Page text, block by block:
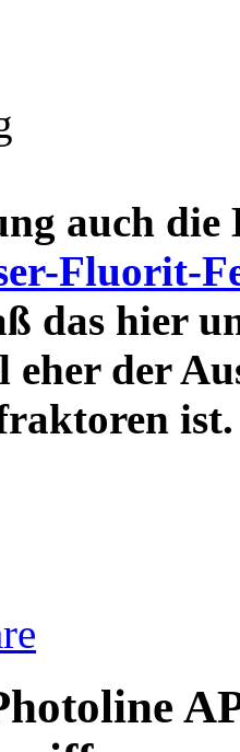
auch die
Fluorit-
das hier
eher der